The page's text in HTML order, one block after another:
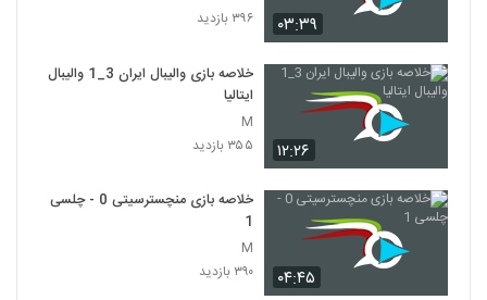
۰۳:۳۹
۳۹۶ بازدید
۱۲:۲۶
خلاصه بازی والیبال ایران 3_1 والیبال
ایتالیا
M
۳۵۵ بازدید
۰۴:۴۵
خلاصه بازی منچسترسیتی 0 - چلسی
1
M
۳۹۰ بازدید